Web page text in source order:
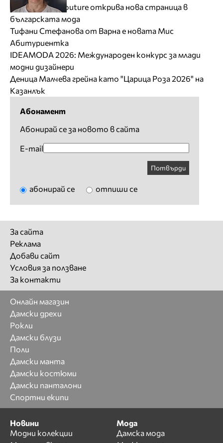
Pelagia Stage Couture открива нова страница в
българската мода
Тифани Стефанова от Варна е новата Мис
Абитуриентка
IDEAMODA 2026: Международен конкурс за млади
модни дизайнери
Деница Малчева грейна като "Царица Роза 2026" на
Казанлък
Абонамент
Абонирай се за новото в сайта
E-mail
Потвърди
абонирай се отпиши се
За сайта
Реклама
Добави сайт
Условия за ползване
За контакти
Онлайн магазин
Дамски дрехи
Рокли
Дамски блузи
Поли
Дамски манта
Дамски костюми
Дамски панталони
Спортни екипи
Новини
Модни колекции
Мода
Дамска мода